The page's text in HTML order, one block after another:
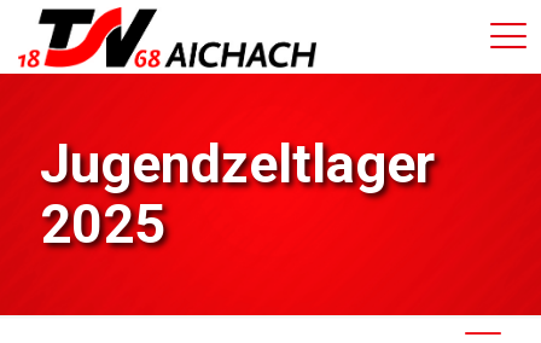
Jugendzeltlager
2025